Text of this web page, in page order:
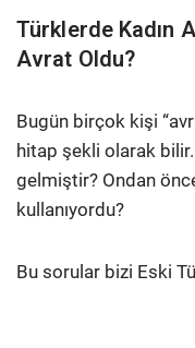
Türklerde Kadın
Avrat Oldu?
Bugün birçok kişi
hitap şekli olarak
gelmiştir? Ondan
kullanıyordu?
Bu sorular bizi Eski